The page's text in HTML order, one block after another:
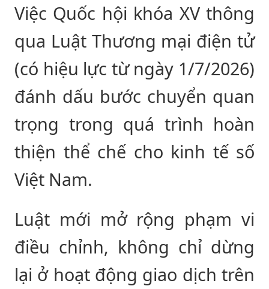
Việc Quốc hội khóa XV thông
qua Luật Thương mại điện tử
(có hiệu lực từ ngày 1/7/2026)
đánh dấu bước chuyển quan
trọng trong quá trình hoàn
thiện thể chế cho kinh tế số
Việt Nam.
Luật mới mở rộng phạm vi
điều chỉnh, không chỉ dừng
lại ở hoạt động giao dịch trên